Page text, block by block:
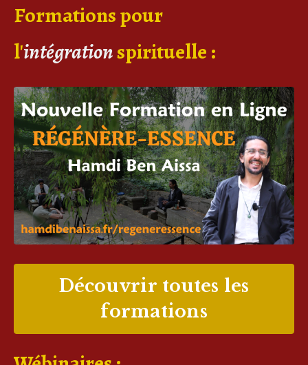
Formations pour
l'intégrationspirituelle :
Découvrir toutes les
formations